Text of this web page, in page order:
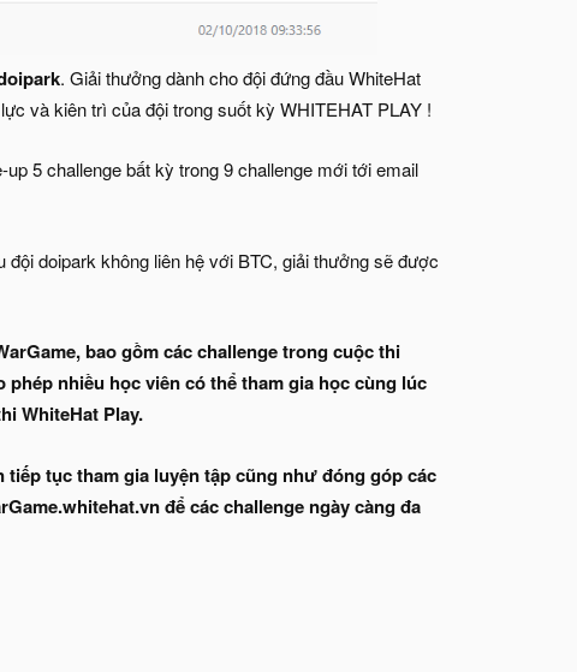
. Giải thưởng dành cho đội đứng đầu WhiteHat
và kiên trì của đội trong suốt kỳ WHITEHAT PLAY !
5 challenge bất kỳ trong 9 challenge mới tới email
doipark không liên hệ với BTC, giải thưởng sẽ được
bao gồm các challenge trong cuộc thi
nhiều học viên có thể tham gia học cùng lúc
WhiteHat Play.
tục tham gia luyện tập cũng như đóng góp các
để các challenge ngày càng đa